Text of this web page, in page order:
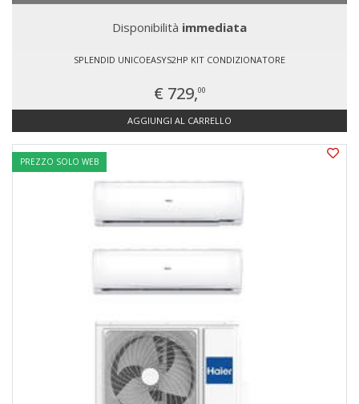
Disponibilità immediata
SPLENDID UNICOEASYS2HP KIT CONDIZIONATORE
€ 729,00
AGGIUNGI AL CARRELLO
PREZZO SOLO WEB